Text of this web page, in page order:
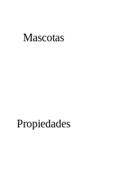
Mascotas
Propiedades